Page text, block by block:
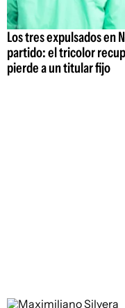
Los tres expulsados en
partido: el tricolor
pierde a un titular fijo